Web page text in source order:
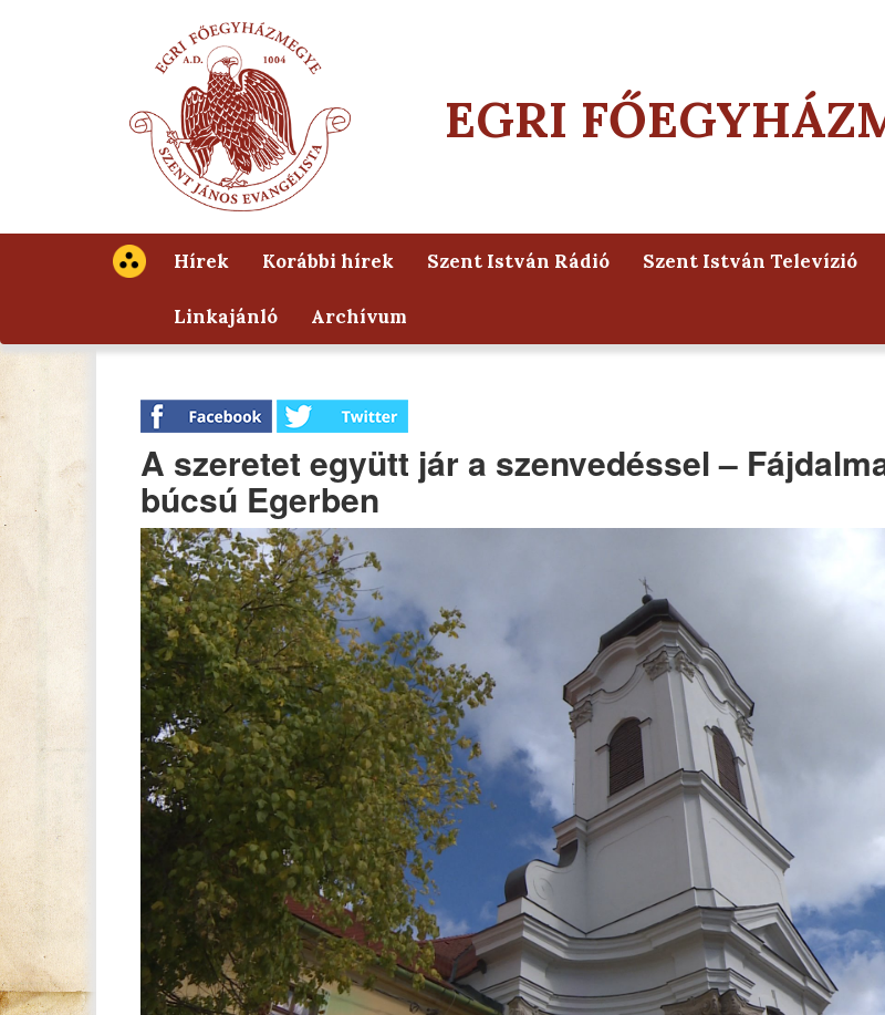
EGRI
Hírek Korábbi hírek Szent István Rádió Szent István Televízió
Linkajánló Archívum
A szeretet együtt jár a szenvedéssel –
búcsú Egerben